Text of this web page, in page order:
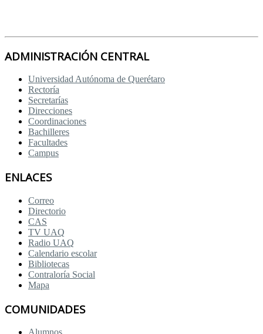
ADMINISTRACIÓN CENTRAL
Universidad Autónoma de Querétaro
Rectoría
Secretarías
Direcciones
Coordinaciones
Bachilleres
Facultades
Campus
ENLACES
Correo
Directorio
CAS
TV UAQ
Radio UAQ
Calendario escolar
Bibliotecas
Contraloría Social
Mapa
COMUNIDADES